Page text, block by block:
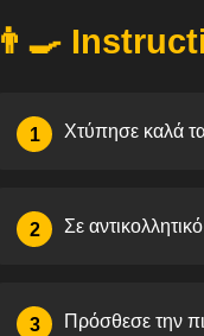
👨‍🍳
1 Χτύπησε καλά
2 Σε
3 Πρόσθεσε την